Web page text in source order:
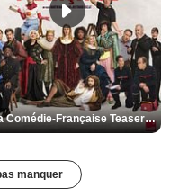
De la Comédie-Française Teaser VF
manquer